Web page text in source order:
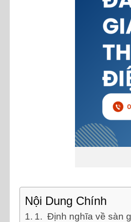
Nội Dung Chính
1. Định nghĩa về sàn